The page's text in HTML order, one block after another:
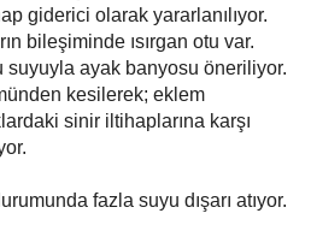
giderici olarak yararlanılıyor.
bileşiminde ısırgan otu var.
suyuyla ayak banyosu öneriliyor.
kesilerek; eklem
sinir iltihaplarına karşı
fazla suyu dışarı atıyor.